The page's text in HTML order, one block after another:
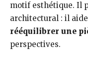
motif esthétique. Il
architectural : il
rééquilibrer une
perspectives.